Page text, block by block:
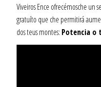
Viveiros Ence ofrecémosche un
gratuíto que che permitirá
dos teus montes: Potencia o